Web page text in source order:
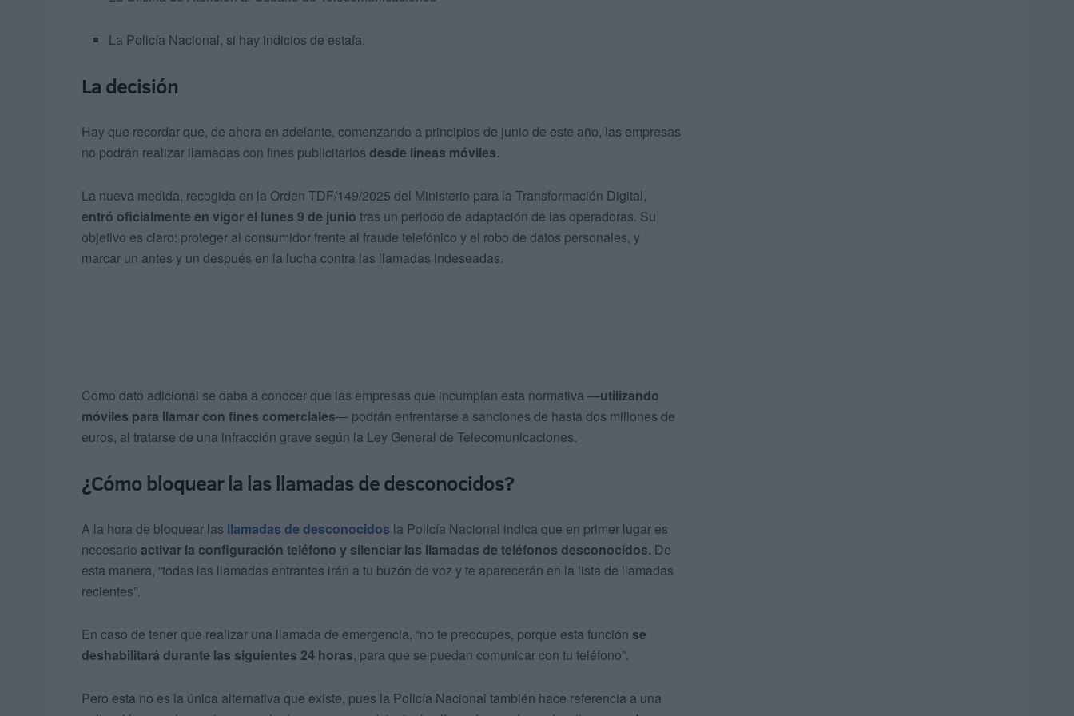
La Policía Nacional, si hay indicios de estafa.
La decisión
Hay que recordar que, de ahora en adelante, comenzando a principios de junio de este año, las empresas
no podrán realizar llamadas con fines publicitarios desde líneas móviles.
La nueva medida, recogida en la Orden TDF/149/2025 del Ministerio para la Transformación Digital,
entró oficialmente en vigor el lunes 9 de junio tras un periodo de adaptación de las operadoras. Su
objetivo es claro: proteger al consumidor frente al fraude telefónico y el robo de datos personales, y
marcar un antes y un después en la lucha contra las llamadas indeseadas.
Como dato adicional se daba a conocer que las empresas que incumplan esta normativa —utilizando
móviles para llamar con fines comerciales— podrán enfrentarse a sanciones de hasta dos millones de
euros, al tratarse de una infracción grave según la Ley General de Telecomunicaciones.
¿Cómo bloquear la las llamadas de desconocidos?
A la hora de bloquear las llamadas de desconocidos la Policía Nacional indica que en primer lugar es
necesario activar la configuración teléfono y silenciar las llamadas de teléfonos desconocidos. De
esta manera, “todas las llamadas entrantes irán a tu buzón de voz y te aparecerán en la lista de llamadas
recientes”.
En caso de tener que realizar una llamada de emergencia, “no te preocupes, porque esta función se
deshabilitará durante las siguientes 24 horas, para que se puedan comunicar con tu teléfono”.
Pero esta no es la única alternativa que existe, pues la Policía Nacional también hace referencia a una